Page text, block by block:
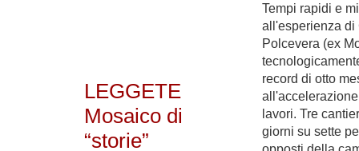
Tempi rapidi e
all'esperienza di
Polcevera (ex
record di otto
lavori. Tre
giorni su sette
LEGGETE
Mosaico di
“storie”